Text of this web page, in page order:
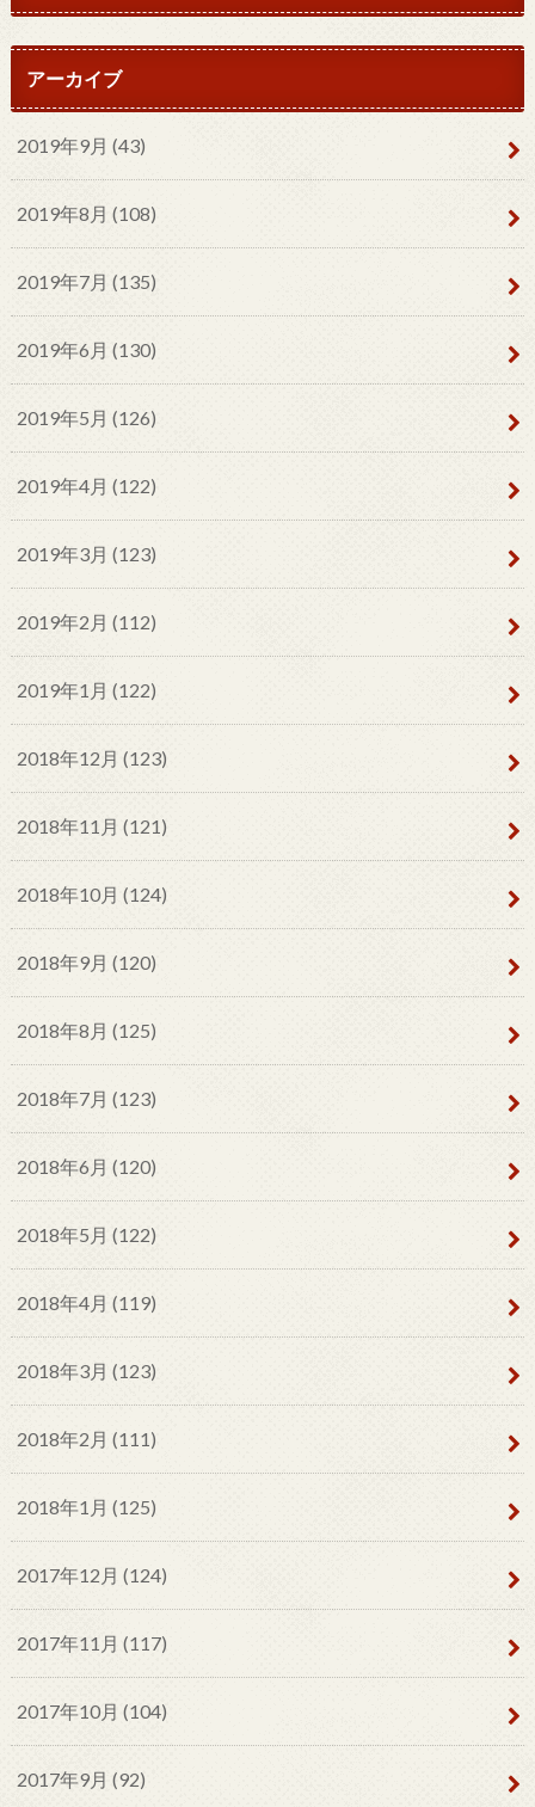
アーカイブ
2019年9月 (43)
2019年8月 (108)
2019年7月 (135)
2019年6月 (130)
2019年5月 (126)
2019年4月 (122)
2019年3月 (123)
2019年2月 (112)
2019年1月 (122)
2018年12月 (123)
2018年11月 (121)
2018年10月 (124)
2018年9月 (120)
2018年8月 (125)
2018年7月 (123)
2018年6月 (120)
2018年5月 (122)
2018年4月 (119)
2018年3月 (123)
2018年2月 (111)
2018年1月 (125)
2017年12月 (124)
2017年11月 (117)
2017年10月 (104)
2017年9月 (92)